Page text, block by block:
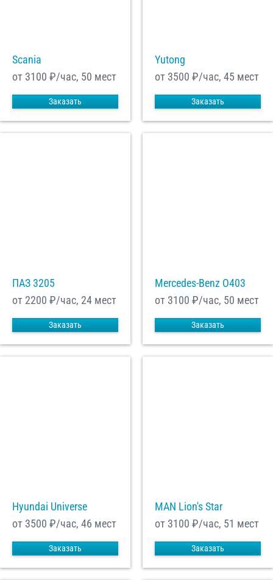
Scania
от 3100 ₽/час, 50 мест
Заказать
Yutong
от 3500 ₽/час, 45 мест
Заказать
ПАЗ 3205
от 2200 ₽/час, 24 мест
Заказать
Mercedes-Benz О403
от 3100 ₽/час, 50 мест
Заказать
Hyundai Universe
от 3500 ₽/час, 46 мест
Заказать
MAN Lion's Star
от 3100 ₽/час, 51 мест
Заказать